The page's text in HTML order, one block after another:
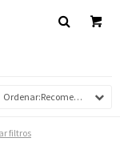
Recomendados
filtros